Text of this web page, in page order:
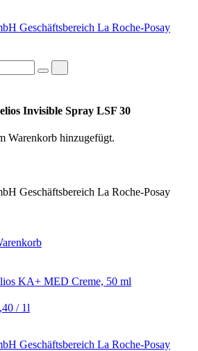
Geschäftsbereich La Roche-Posay
Invisible Spray LSF 30
Warenkorb hinzugefügt.
Geschäftsbereich La Roche-Posay
KA+ MED Creme, 50 ml
/ 1l
Geschäftsbereich La Roche-Posay